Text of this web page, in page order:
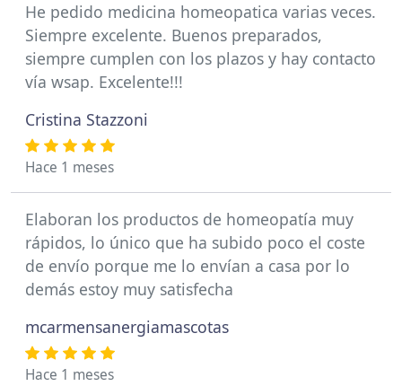
He pedido medicina homeopatica varias veces.
Siempre excelente. Buenos preparados,
siempre cumplen con los plazos y hay contacto
vía wsap. Excelente!!!
Cristina Stazzoni
Hace 1 meses
Elaboran los productos de homeopatía muy
rápidos, lo único que ha subido poco el coste
de envío porque me lo envían a casa por lo
demás estoy muy satisfecha
mcarmensanergiamascotas
Hace 1 meses